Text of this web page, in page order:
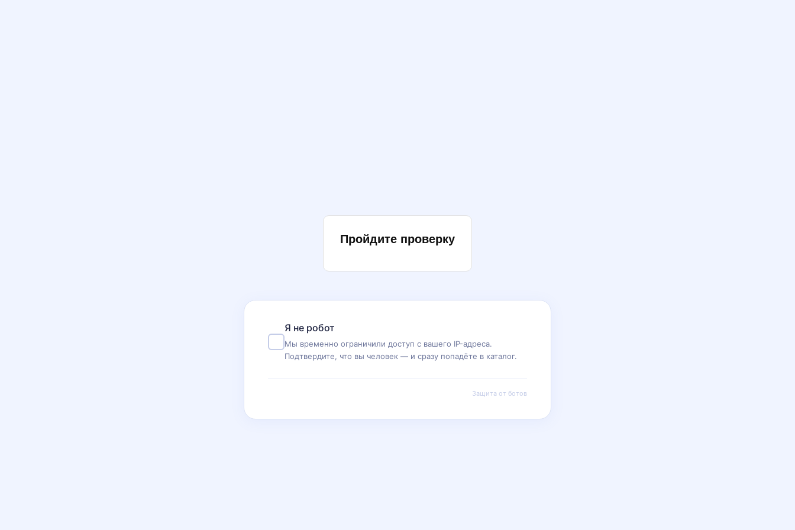
Пройдите проверку
Я не робот
Мы временно ограничили доступ с вашего IP-адреса.
Подтвердите, что вы человек — и сразу попадёте в каталог.
Защита от ботов